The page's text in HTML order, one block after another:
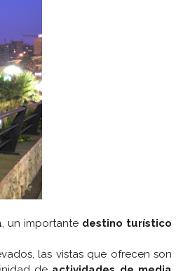
, un importante destino turístico
las vistas que ofrecen son